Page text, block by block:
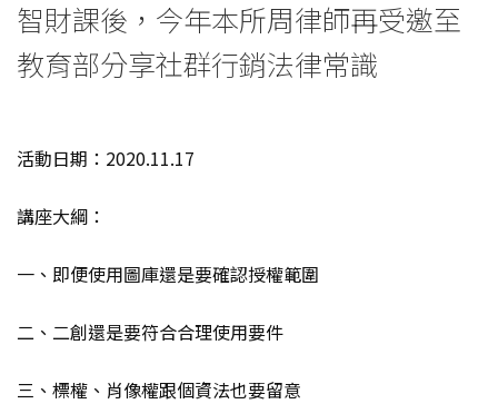
智財課後，今年本所周律師再受邀至
教育部分享社群行銷法律常識
活動日期：2020.11.17
講座大綱：
一、即便使用圖庫還是要確認授權範圍
二、二創還是要符合合理使用要件
三、標權、肖像權跟個資法也要留意